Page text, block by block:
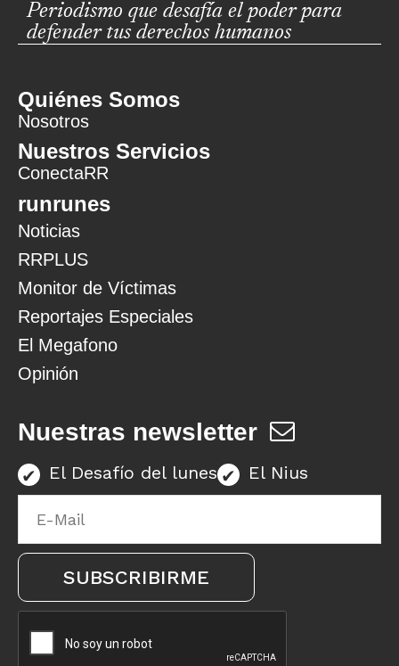
Periodismo que desafía el poder para
defender tus derechos humanos
Quiénes Somos
Nosotros
Nuestros Servicios
ConectaRR
runrunes
Noticias
RRPLUS
Monitor de Víctimas
Reportajes Especiales
El Megafono
Opinión
Nuestras newsletter
El Desafío del lunes El Nius